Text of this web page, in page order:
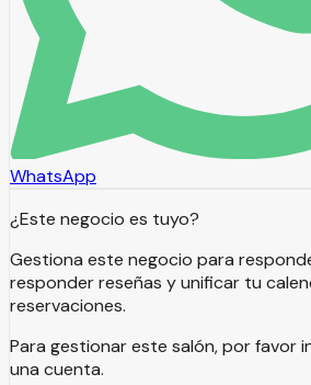
WhatsApp
¿Este negocio es tuyo?
Gestiona este negocio para
responder reseñas y unificar tu
reservaciones.
Para gestionar este salón, por favor
una cuenta.